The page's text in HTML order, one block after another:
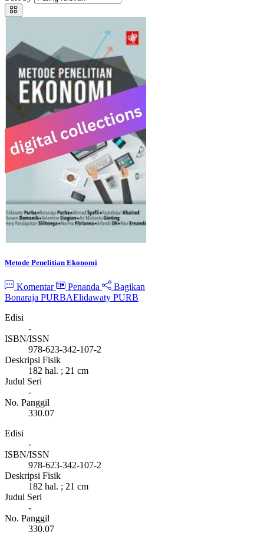
Metode Penelitian Ekonomi
Komentar Penanda
Bagikan
Bonaraja PURBAElidawaty PURB
Edisi
-
ISBN/ISSN
978-623-342-107-2
Deskripsi Fisik
182 hal. ; 21 cm
Judul Seri
-
No. Panggil
330.07
Edisi
-
ISBN/ISSN
978-623-342-107-2
Deskripsi Fisik
182 hal. ; 21 cm
Judul Seri
-
No. Panggil
330.07